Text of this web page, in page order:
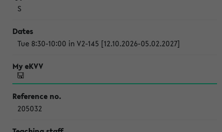
S
Tue 8:30-10:00 in V2-145 [12.10.2026-05.02.2027]
205032